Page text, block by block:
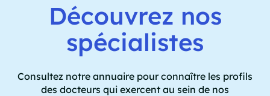
Découvrez nos
spécialistes
Consultez notre annuaire pour connaître les profils
des docteurs qui exercent au sein de nos